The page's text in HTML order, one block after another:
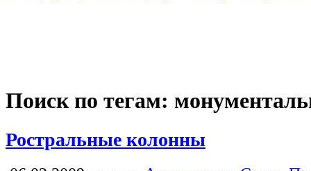
Поиск по тегам:
Ростральные колонны